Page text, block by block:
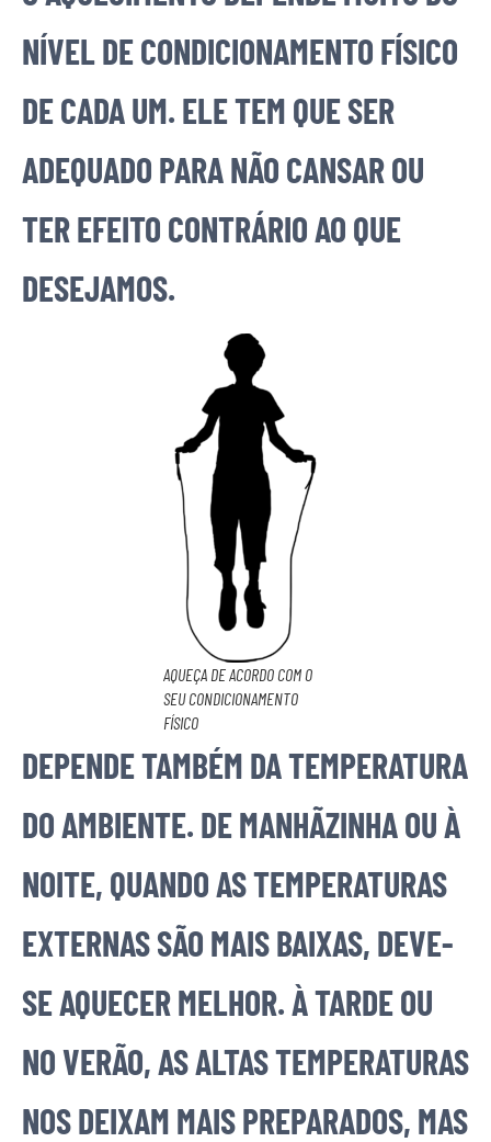
NÍVEL DE CONDICIONAMENTO FÍSICO
DE CADA UM. ELE TEM QUE SER
ADEQUADO PARA NÃO CANSAR OU
TER EFEITO CONTRÁRIO AO QUE
DESEJAMOS.
AQUEÇA DE ACORDO COM O
SEU CONDICIONAMENTO
FÍSICO
DEPENDE TAMBÉM DA TEMPERATURA
DO AMBIENTE. DE MANHÃZINHA OU À
NOITE, QUANDO AS TEMPERATURAS
EXTERNAS SÃO MAIS BAIXAS, DEVE-
SE AQUECER MELHOR. À TARDE OU
NO VERÃO, AS ALTAS TEMPERATURAS
NOS DEIXAM MAIS PREPARADOS, MAS